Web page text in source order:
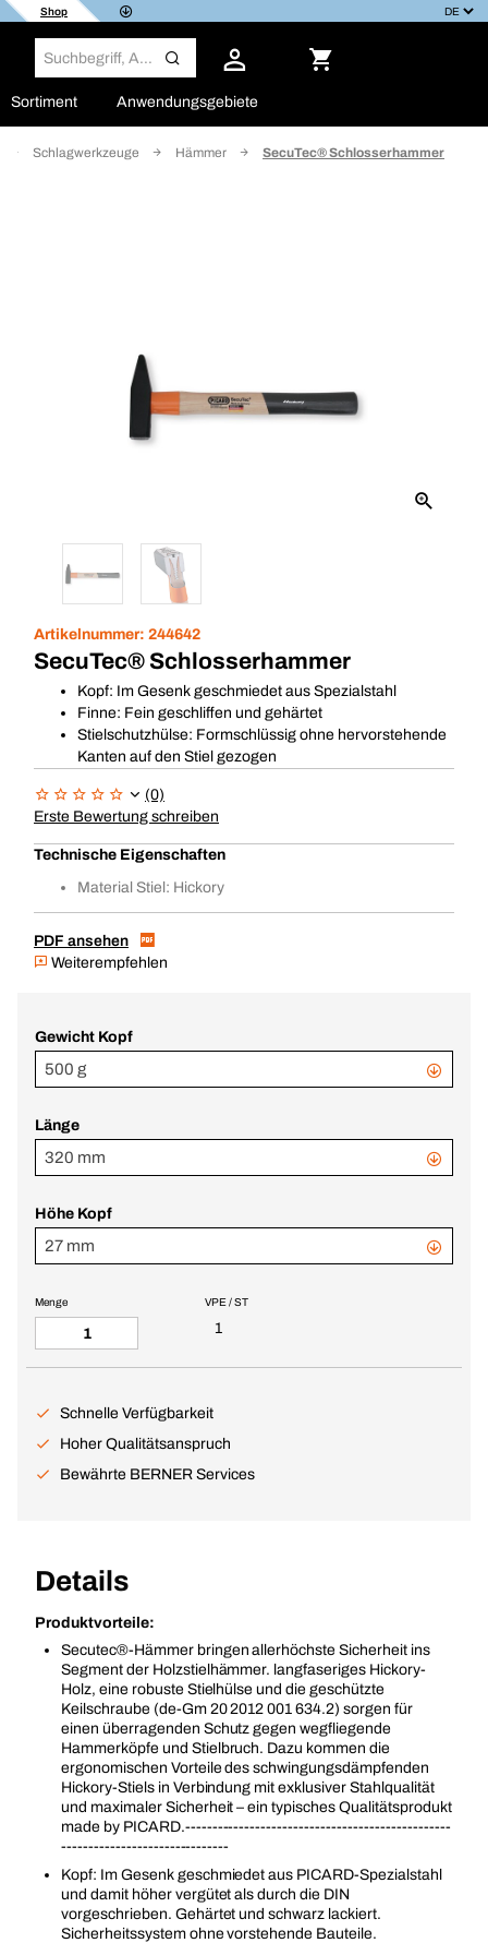
Shop
Sortiment Anwendungsgebiete
Schlagwerkzeuge Hämmer SecuTec® Schlosserhammer
Artikelnummer: 244642
SecuTec® Schlosserhammer
Kopf: Im Gesenk geschmiedet aus Spezialstahl
Finne: Fein geschliffen und gehärtet
Stielschutzhülse: Formschlüssig ohne hervorstehende
Kanten auf den Stiel gezogen
(0)
Erste Bewertung schreiben
Technische Eigenschaften
Material Stiel: Hickory
PDF ansehen
Weiterempfehlen
Gewicht Kopf
500 g
Länge
320 mm
Höhe Kopf
27 mm
VPE / ST
1
Menge
Schnelle Verfügbarkeit
Hoher Qualitätsanspruch
Bewährte BERNER Services
Details
Produktvorteile:
Secutec®-Hämmer bringen allerhöchste Sicherheit ins
Segment der Holzstielhämmer. langfaseriges Hickory-
Holz, eine robuste Stielhülse und die geschützte
Keilschraube (de-Gm 20 2012 001 634.2) sorgen für
einen überragenden Schutz gegen wegfliegende
Hammerköpfe und Stielbruch. Dazu kommen die
ergonomischen Vorteile des schwingungsdämpfenden
Hickory-Stiels in Verbindung mit exklusiver Stahlqualität
und maximaler Sicherheit – ein typisches Qualitätsprodukt
made by PICARD.-------------------------------------------------
-------------------------------
Kopf: Im Gesenk geschmiedet aus PICARD-Spezialstahl
und damit höher vergütet als durch die DIN
vorgeschrieben. Gehärtet und schwarz lackiert.
Sicherheitssystem ohne vorstehende Bauteile.